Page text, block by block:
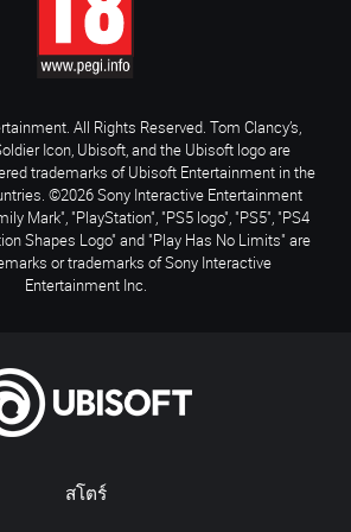
สโตร์
All Rights Reserved. Tom Clancy’s,
Icon, Ubisoft, and the Ubisoft logo are
trademarks of Ubisoft Entertainment in the
©2026 Sony Interactive Entertainment
Mark", "PlayStation", "PS5 logo", "PS5", "PS4
Shapes Logo" and "Play Has No Limits" are
or trademarks of Sony Interactive
Entertainment Inc.